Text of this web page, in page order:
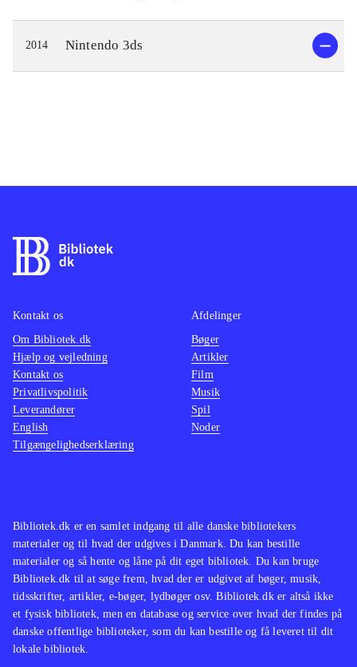
2014 Nintendo 3ds
Bibliotek.dk er en samlet indgang til alle danske bibliotekers
materialer og til hvad der udgives i Danmark. Du kan bestille
materialer og så hente og låne på dit eget bibliotek. Du kan bruge
Bibliotek.dk til at søge frem, hvad der er udgivet af bøger, musik,
tidsskrifter, artikler, e-bøger, lydbøger osv. Bibliotek.dk er altså ikke
et fysisk bibliotek, men en database og service over hvad der findes på
danske offentlige biblioteker, som du kan bestille og få leveret til dit
lokale bibliotek.
Kontakt os
Om Bibliotek.dk
Hjælp og vejledning
Kontakt os
Privatlivspolitik
Leverandører
English
Tilgængelighedserklæring
Afdelinger
Bøger
Artikler
Film
Musik
Spil
Noder